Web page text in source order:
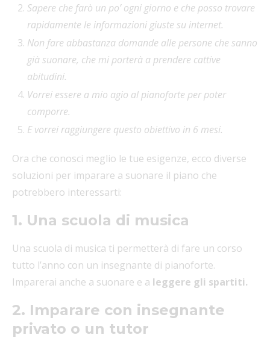
Sapere che farò un po’ ogni giorno e che posso trovare
rapidamente le informazioni giuste su internet.
Non fare abbastanza domande alle persone che sanno
già suonare, che mi porterà a prendere cattive
abitudini.
Vorrei essere a mio agio al pianoforte per poter
comporre.
E vorrei raggiungere questo obiettivo in 6 mesi.
Ora che conosci meglio le tue esigenze, ecco diverse
soluzioni per imparare a suonare il piano che
potrebbero interessarti:
1. Una scuola di musica
Una scuola di musica ti permetterà di fare un corso
tutto l’anno con un insegnante di pianoforte.
Imparerai anche a suonare e a leggere gli spartiti.
2. Imparare con insegnante
privato o un tutor